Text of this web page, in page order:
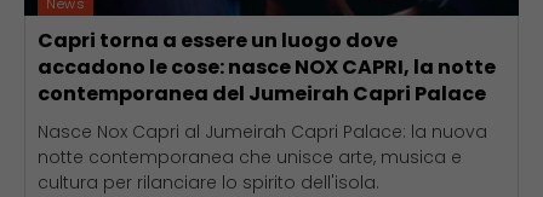
News
Capri torna a essere un luogo dove
accadono le cose: nasce NOX CAPRI, la notte
contemporanea del Jumeirah Capri Palace
Nasce Nox Capri al Jumeirah Capri Palace: la nuova
notte contemporanea che unisce arte, musica e
cultura per rilanciare lo spirito dell'isola.